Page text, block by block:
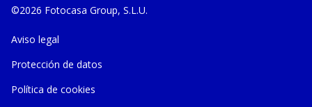
©2026 Fotocasa Group, S.L.U.
Aviso legal
Protección de datos
Política de cookies